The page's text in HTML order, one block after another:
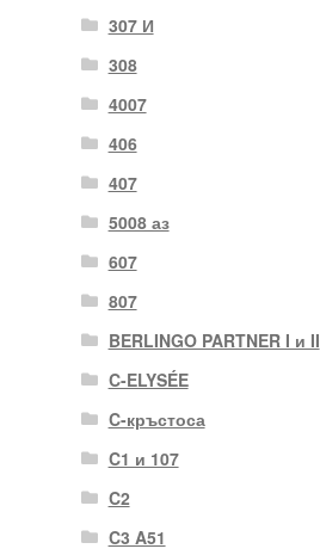
307 И
308
4007
406
407
5008 аз
607
807
BERLINGO PARTNER I и II
C-ELYSÉE
C-кръстоса
C1 и 107
C2
C3 A51